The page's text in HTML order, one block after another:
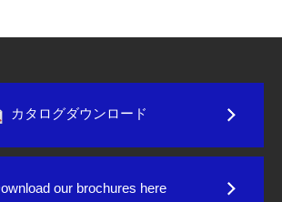
カタログダウンロード
our brochures here